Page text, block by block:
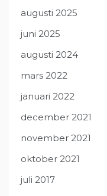
augusti 2025
juni 2025
augusti 2024
mars 2022
januari 2022
december 2021
november 2021
oktober 2021
juli 2017